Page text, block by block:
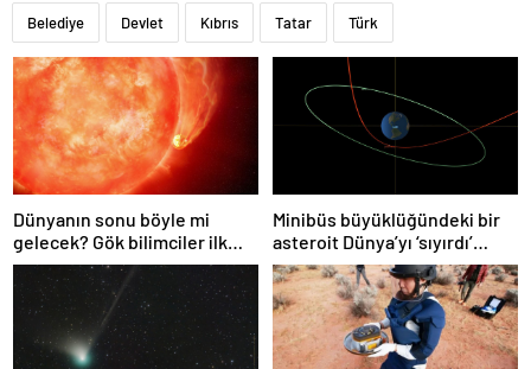
Belediye Devlet Kıbrıs Tatar Türk
Dünyanın sonu böyle mi
gelecek? Gök bilimciler ilk
kez sönen yıldızın gezegeni
yutmasına tanık oldu
Minibüs büyüklüğündeki bir
asteroit Dünya’yı ‘sıyırdı’
geçti